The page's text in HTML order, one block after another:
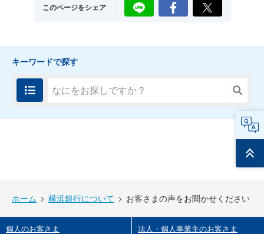
このページをシェア LINE Facebook X
キーワードで探す
トップ
ホーム 横浜銀行について お客さまの声をお聞かせください
個人のお客さま 法人・個人事業主のお客さま